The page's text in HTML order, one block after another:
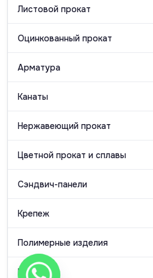
Листовой прокат
Оцинкованный прокат
Арматура
Канаты
Нержавеющий прокат
Цветной прокат и сплавы
Сэндвич-панели
Крепеж
Полимерные изделия
Насосы